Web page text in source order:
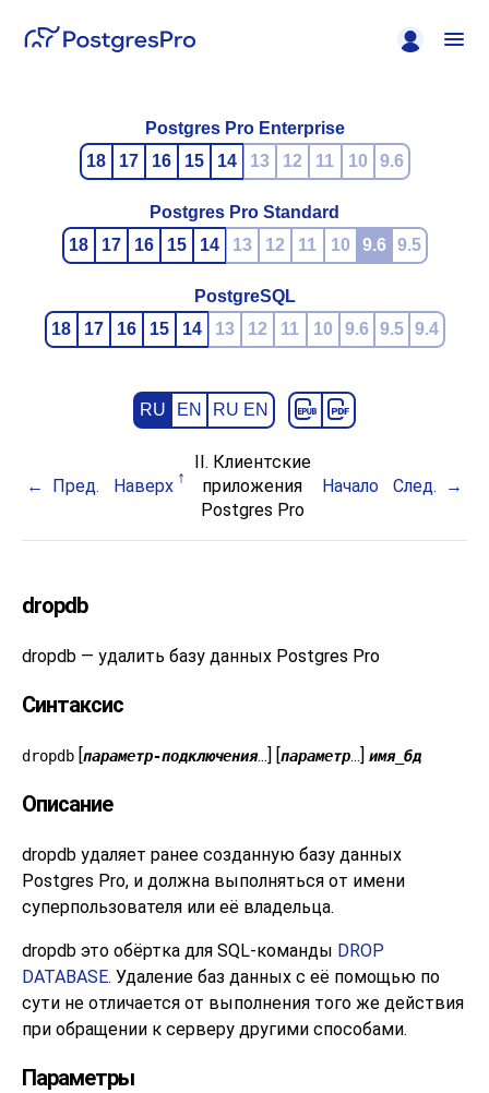
Postgres Pro Enterprise
18
17 16 15 14 13 12 11 10 9.6
Postgres Pro Standard
18
17 16 15 14 13 12 11 10 9.6 9.5
PostgreSQL
18
17 16 15 14 13 12 11 10 9.6 9.5 9.4
RU EN RU EN
Пред. Наверх
II. Клиентские
приложения
Postgres Pro
Начало След.
dropdb
dropdb — удалить базу данных Postgres Pro
Синтаксис
dropdb [параметр-подключения...] [параметр...] имя_бд
Описание
dropdb удаляет ранее созданную базу данных
Postgres Pro, и должна выполняться от имени
суперпользователя или её владельца.
dropdb это обёртка для SQL-команды DROP
DATABASE. Удаление баз данных с её помощью по
сути не отличается от выполнения того же действия
при обращении к серверу другими способами.
Параметры